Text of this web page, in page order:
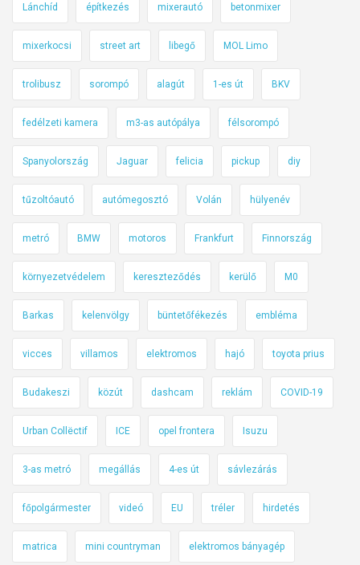
s
n
-
h
t
k
ö
z
e
d
s
i
z
s
á
Lánchíd építkezés mixerautó betonmixer
mixerkocsi street art libegő MOL Limo
trolibusz sorompó alagút 1-es út BKV
fedélzeti kamera m3-as autópálya félsorompó
Spanyolország Jaguar felicia pickup diy
tűzoltóautó autómegosztó Volán hülyenév
metró BMW motoros Frankfurt Finnország
környezetvédelem kereszteződés kerülő M0
Barkas kelenvölgy büntetőfékezés embléma
vicces villamos elektromos hajó toyota prius
Budakeszi közút dashcam reklám COVID-19
Urban Collëctif ICE opel frontera Isuzu
3-as metró megállás 4-es út sávlezárás
főpolgármester videó EU tréler hirdetés
matrica mini countryman elektromos bányagép